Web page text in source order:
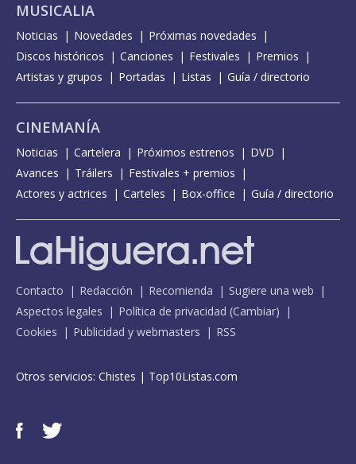
MUSICALIA
Noticias Novedades
Próximas novedades
Discos históricos
Canciones Festivales
Premios
Artistas y grupos
Portadas Listas Guía / directorio
CINEMANÍA
Noticias Cartelera Próximos estrenos
DVD
Avances
Tráilers
Festivales + premios
Actores y actrices
Carteles Box-office Guía / directorio
Contacto Redacción Recomienda
Sugiere una web
Aspectos legales
Política de privacidad (Cambiar)
Cookies
Publicidad y webmasters RSS
Otros servicios: Chistes | Top10Listas.com